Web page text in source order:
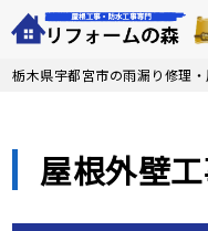
Skip
栃木県宇都宮市の雨漏り修理
屋根外壁